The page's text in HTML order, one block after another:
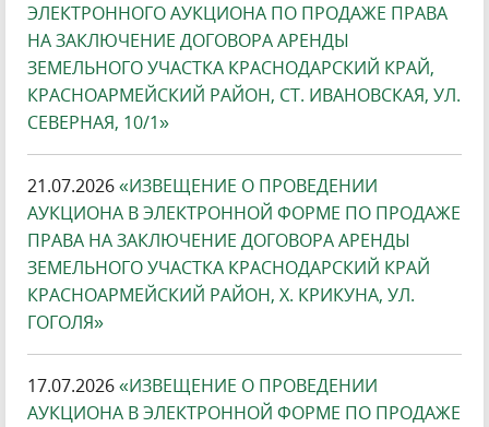
ЭЛЕКТРОННОГО АУКЦИОНА ПО ПРОДАЖЕ ПРАВА
НА ЗАКЛЮЧЕНИЕ ДОГОВОРА АРЕНДЫ
ЗЕМЕЛЬНОГО УЧАСТКА КРАСНОДАРСКИЙ КРАЙ,
КРАСНОАРМЕЙСКИЙ РАЙОН, СТ. ИВАНОВСКАЯ, УЛ.
СЕВЕРНАЯ, 10/1»
21.07.2026«ИЗВЕЩЕНИЕ О ПРОВЕДЕНИИ
АУКЦИОНА В ЭЛЕКТРОННОЙ ФОРМЕ ПО ПРОДАЖЕ
ПРАВА НА ЗАКЛЮЧЕНИЕ ДОГОВОРА АРЕНДЫ
ЗЕМЕЛЬНОГО УЧАСТКА КРАСНОДАРСКИЙ КРАЙ
КРАСНОАРМЕЙСКИЙ РАЙОН, Х. КРИКУНА, УЛ.
ГОГОЛЯ»
17.07.2026«ИЗВЕЩЕНИЕ О ПРОВЕДЕНИИ
АУКЦИОНА В ЭЛЕКТРОННОЙ ФОРМЕ ПО ПРОДАЖЕ